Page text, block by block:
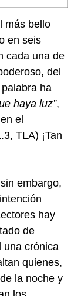
más bello
en seis
cada una de
del
ha
haya luz”,
el
TLA) ¡Tan
embargo,
hay
de
una crónica
quienes,
la noche y